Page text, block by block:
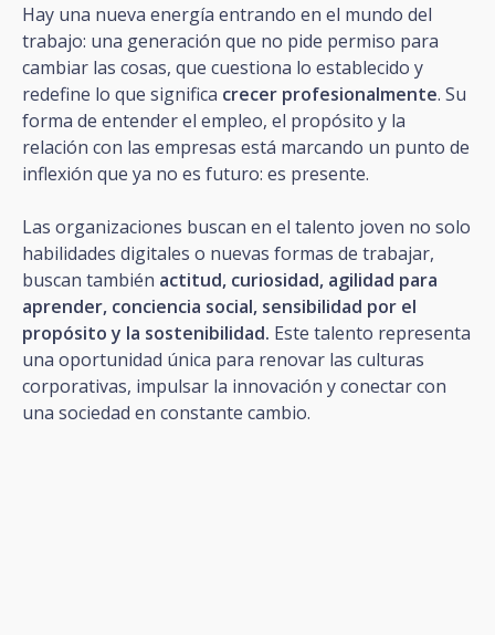
Hay una nueva energía entrando en el mundo del
trabajo: una generación que no pide permiso para
cambiar las cosas, que cuestiona lo establecido y
redefine lo que significa crecer profesionalmente. Su
forma de entender el empleo, el propósito y la
relación con las empresas está marcando un punto de
inflexión que ya no es futuro: es presente.
Las organizaciones buscan en el talento joven no solo
habilidades digitales o nuevas formas de trabajar,
buscan también actitud, curiosidad, agilidad para
aprender, conciencia social, sensibilidad por el
propósito y la sostenibilidad. Este talento representa
una oportunidad única para renovar las culturas
corporativas, impulsar la innovación y conectar con
una sociedad en constante cambio.